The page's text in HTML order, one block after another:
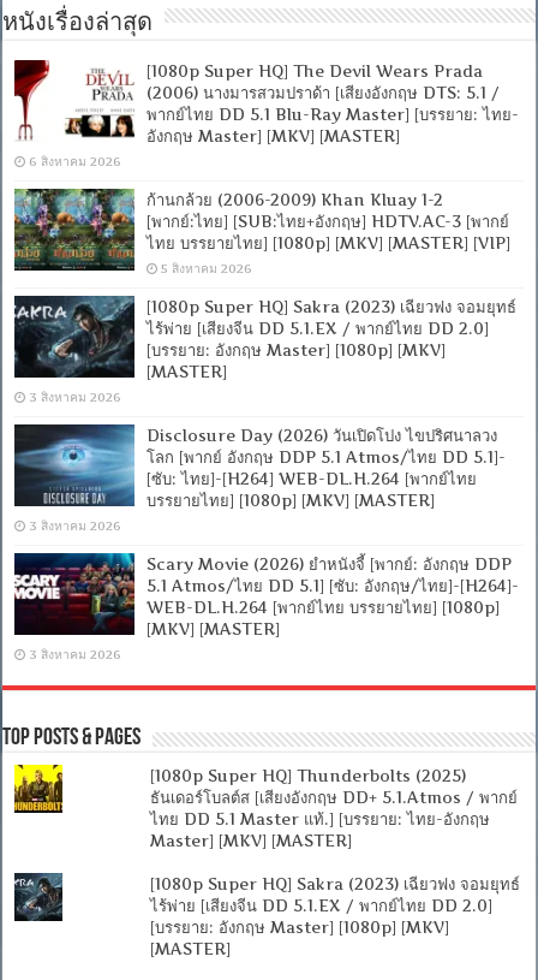
หนังเรื่องล่าสุด
[1080p Super HQ] The Devil Wears Prada
(2006) นางมารสวมปราด้า [เสียงอังกฤษ DTS: 5.1 /
พากย์ไทย DD 5.1 Blu-Ray Master] [บรรยาย: ไทย-
อังกฤษ Master] [MKV] [MASTER]
6 สิงหาคม 2026
ก้านกล้วย (2006-2009) Khan Kluay 1-2
[พากย์:ไทย] [SUB:ไทย+อังกฤษ] HDTV.AC-3 [พากย์
ไทย บรรยายไทย] [1080p] [MKV] [MASTER] [VIP]
5 สิงหาคม 2026
[1080p Super HQ] Sakra (2023) เฉียวฟง จอมยุทธ์
ไร้พ่าย [เสียงจีน DD 5.1.EX / พากย์ไทย DD 2.0]
[บรรยาย: อังกฤษ Master] [1080p] [MKV]
[MASTER]
3 สิงหาคม 2026
Disclosure Day (2026) วันเปิดโปง ไขปริศนาลวง
โลก [พากย์ อังกฤษ DDP 5.1 Atmos/ไทย DD 5.1]-
[ซับ: ไทย]-[H264] WEB-DL.H.264 [พากย์ไทย
บรรยายไทย] [1080p] [MKV] [MASTER]
3 สิงหาคม 2026
Scary Movie (2026) ยำหนังจี้ [พากย์: อังกฤษ DDP
5.1 Atmos/ไทย DD 5.1] [ซับ: อังกฤษ/ไทย]-[H264]-
WEB-DL.H.264 [พากย์ไทย บรรยายไทย] [1080p]
[MKV] [MASTER]
3 สิงหาคม 2026
Top Posts & Pages
[1080p Super HQ] Thunderbolts (2025)
ธันเดอร์โบลต์ส [เสียงอังกฤษ DD+ 5.1.Atmos / พากย์
ไทย DD 5.1 Master แท้.] [บรรยาย: ไทย-อังกฤษ
Master] [MKV] [MASTER]
[1080p Super HQ] Sakra (2023) เฉียวฟง จอมยุทธ์
ไร้พ่าย [เสียงจีน DD 5.1.EX / พากย์ไทย DD 2.0]
[บรรยาย: อังกฤษ Master] [1080p] [MKV]
[MASTER]